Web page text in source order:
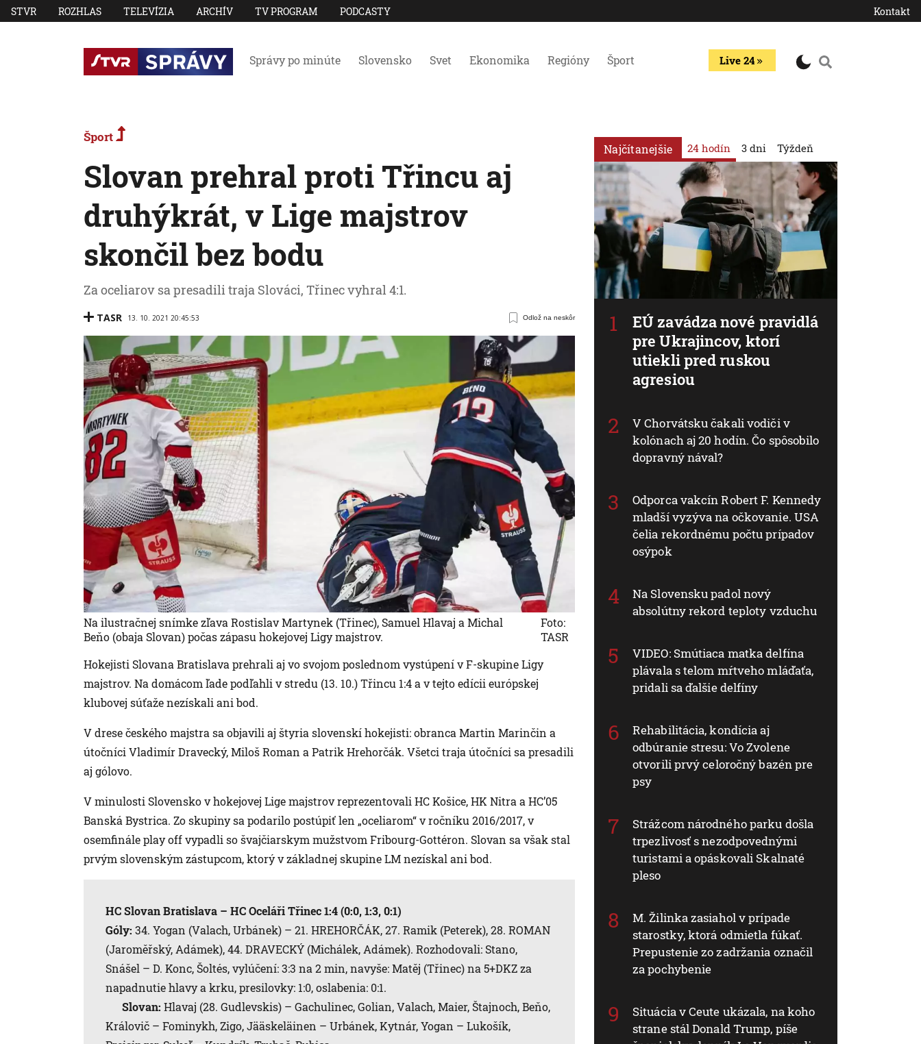
STVR ROZHLAS TELEVÍZIA ARCHÍV TV PROGRAM PODCASTY Kontakt
Správy po minúte Slovensko Svet Ekonomika Regióny Šport Live 24
Šport
Slovan prehral proti Třincu aj
druhýkrát, v Lige majstrov
skončil bez bodu
Za oceliarov sa presadili traja Slováci, Třinec vyhral 4:1.
TASR 13. 10. 2021 20:45:53 Odlož na neskôr
Na ilustračnej snímke zľava Rostislav Martynek (Třinec), Samuel Hlavaj a Michal
Beňo (obaja Slovan) počas zápasu hokejovej Ligy majstrov.
Foto:
TASR
Hokejisti Slovana Bratislava prehrali aj vo svojom poslednom vystúpení v F-skupine Ligy
majstrov. Na domácom ľade podľahli v stredu (13. 10.) Třincu 1:4 a v tejto edícii európskej
klubovej súťaže nezískali ani bod.
V drese českého majstra sa objavili aj štyria slovenskí hokejisti: obranca Martin Marinčin a
útočníci Vladimír Dravecký, Miloš Roman a Patrik Hrehorčák. Všetci traja útočníci sa presadili
aj gólovo.
V minulosti Slovensko v hokejovej Lige majstrov reprezentovali HC Košice, HK Nitra a HC’05
Banská Bystrica. Zo skupiny sa podarilo postúpiť len „oceliarom“ v ročníku 2016/2017, v
osemfinále play off vypadli so švajčiarskym mužstvom Fribourg-Gottéron. Slovan sa však stal
prvým slovenským zástupcom, ktorý v základnej skupine LM nezískal ani bod.
HC Slovan Bratislava – HC Oceláři Třinec 1:4 (0:0, 1:3, 0:1)
Góly: 34. Yogan (Valach, Urbánek) – 21. HREHORČÁK, 27. Ramik (Peterek), 28. ROMAN
(Jaroměřský, Adámek), 44. DRAVECKÝ (Michálek, Adámek). Rozhodovali: Stano,
Snášel – D. Konc, Šoltés, vylúčení: 3:3 na 2 min, navyše: Matěj (Třinec) na 5+DKZ za
napadnutie hlavy a krku, presilovky: 1:0, oslabenia: 0:1.
Slovan: Hlavaj (28. Gudlevskis) – Gachulinec, Golian, Valach, Maier, Štajnoch, Beňo,
Královič – Fominykh, Zigo, Jääskeläinen – Urbánek, Kytnár, Yogan – Lukošík,
Najčítanejšie 24 hodín
EÚ zavádza nové pravidlá
pre Ukrajincov, ktorí
utiekli pred ruskou
agresiou
V Chorvátsku čakali vodiči v
kolónach aj 20 hodín. Čo spôsobilo
dopravný nával?
Odporca vakcín Robert F. Kennedy
mladší vyzýva na očkovanie. USA
čelia rekordnému počtu prípadov
osýpok
Na Slovensku padol nový
absolútny rekord teploty vzduchu
VIDEO: Smútiaca matka delfína
plávala s telom mŕtveho mláďaťa,
pridali sa ďalšie delfíny
Rehabilitácia, kondícia aj
odbúranie stresu: Vo Zvolene
otvorili prvý celoročný bazén pre
psy
Strážcom národného parku došla
trpezlivosť s nezodpovednými
turistami a opáskovali Skalnaté
pleso
M. Žilinka zasiahol v prípade
starostky, ktorá odmietla fúkať.
Prepustenie zo zadržania označil
za pochybenie
Situácia v Ceute ukázala, na koho
strane stál Donald Trump, píše
3 dni Týždeň